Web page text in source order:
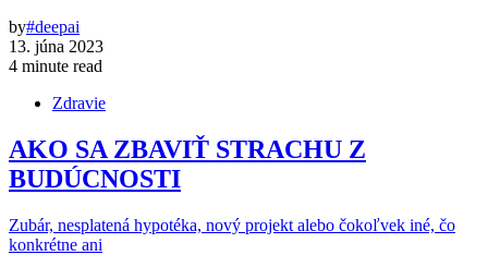
by#deepai
13. júna 2023
4 minute read
Zdravie
AKO SA ZBAVIŤ STRACHU Z
BUDÚCNOSTI
Zubár, nesplatená hypotéka, nový projekt alebo čokoľvek iné, čo
konkrétne ani